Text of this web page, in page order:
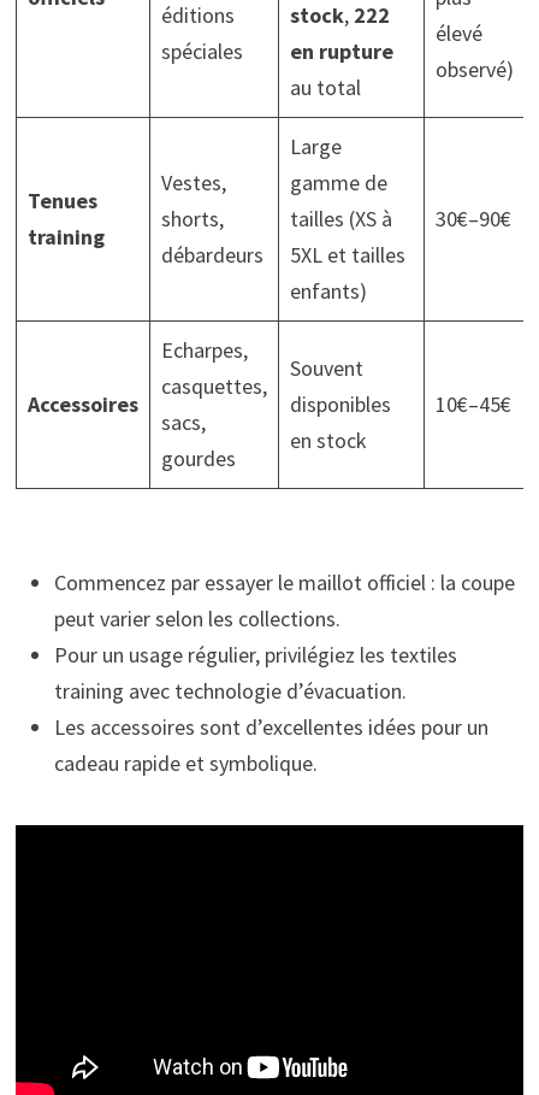
éditions
spéciales
stock, 222
en rupture
au total
élevé
observé)
Tenues
training
Vestes,
shorts,
débardeurs
Large
gamme de
tailles (XS à
5XL et tailles
enfants)
30€–90€
Accessoires
Echarpes,
casquettes,
sacs,
gourdes
Souvent
disponibles
en stock
10€–45€
Commencez par essayer le maillot officiel : la coupe
peut varier selon les collections.
Pour un usage régulier, privilégiez les textiles
training avec technologie d’évacuation.
Les accessoires sont d’excellentes idées pour un
cadeau rapide et symbolique.